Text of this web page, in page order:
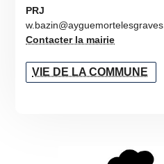
PRJ
Contacter la mairie
VIE DE LA COMMUNE